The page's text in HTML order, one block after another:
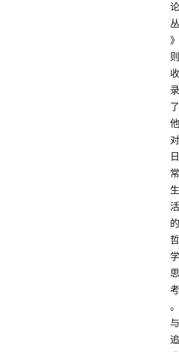
论
丛
》
则
收
录
了
他
对
日
常
生
活
的
哲
学
思
考
。
与
追